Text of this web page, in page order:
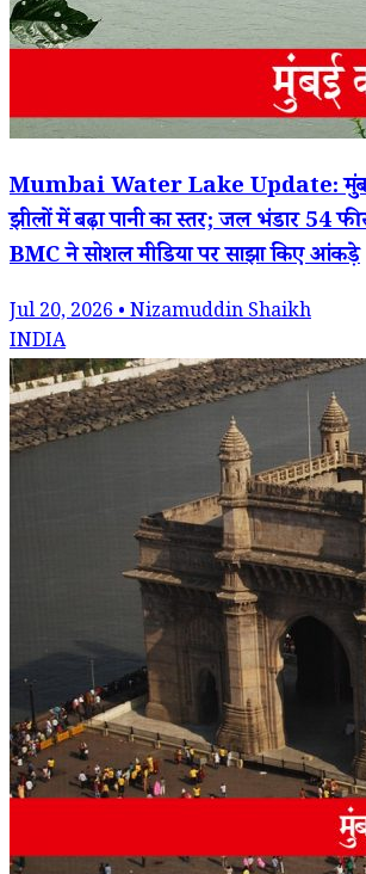
Mumbai Water Lake Update:
झीलों में बढ़ा पानी का स्तर; जल भंडार 54
BMC ने सोशल मीडिया पर साझा किए आंकड़े
Jul 20, 2026 • Nizamuddin Shaikh
INDIA